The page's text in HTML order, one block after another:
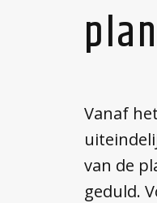
Vanaf
van de
geduld.